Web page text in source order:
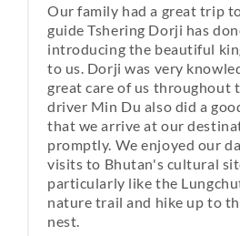
Our family had a great trip
guide Tshering Dorji has
introducing the beautiful
to us. Dorji was very
great care of us throughout
driver Min Du also did a
that we arrive at our
promptly. We enjoyed our
visits to Bhutan's cultural
particularly like the
nature trail and hike up to
nest.